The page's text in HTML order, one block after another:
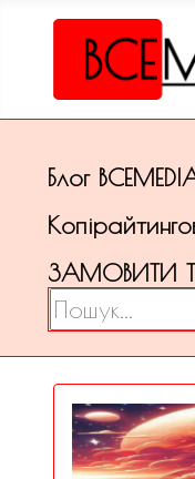
Блог
ЗАМОВИТИ
Пошук